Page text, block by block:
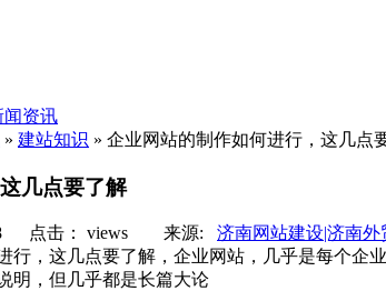
» 建站知识 » 企业网站的制作如何进行，这几点
几点要了解
点击： views 来源: 济南网站建设|济南
行，这几点要了解，企业网站，几乎是每个企
明，但几乎都是长篇大论